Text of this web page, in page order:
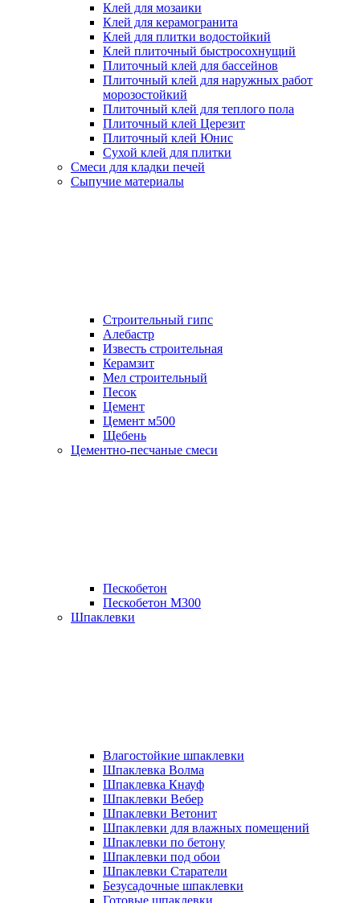
Клей для мозаики
Клей для керамогранита
Клей для плитки водостойкий
Клей плиточный быстросохнущий
Плиточный клей для бассейнов
Плиточный клей для наружных работ
морозостойкий
Плиточный клей для теплого пола
Плиточный клей Церезит
Плиточный клей Юнис
Сухой клей для плитки
Смеси для кладки печей
Сыпучие материалы
Строительный гипс
Алебастр
Известь строительная
Керамзит
Мел строительный
Песок
Цемент
Цемент м500
Щебень
Цементно-песчаные смеси
Пескобетон
Пескобетон М300
Шпаклевки
Влагостойкие шпаклевки
Шпаклевка Волма
Шпаклевка Кнауф
Шпаклевки Вебер
Шпаклевки Ветонит
Шпаклевки для влажных помещений
Шпаклевки по бетону
Шпаклевки под обои
Шпаклевки Старатели
Безусадочные шпаклевки
Готовые шпаклевки